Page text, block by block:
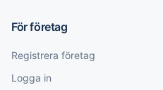
För företag
Registrera företag
Logga in